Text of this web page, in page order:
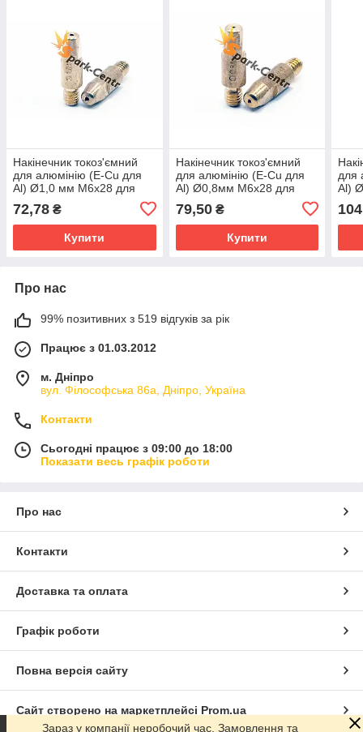
Накінечник токоз'ємний
для алюмінію (E-Cu для
Al) Ø1,0 мм М6х28 для
Binzel (Німеччина)
72,78 ₴
Купити
Накінечник токоз'ємний
для алюмінію (E-Cu для
Al) Ø0,8мм М6х28 для
Abicor Binzel (Німеччина)
79,50₴
Купити
для
Al)
Про нас
99% позитивних з 519 відгуків за рік
Працює з 01.03.2012
м. Дніпро
вул. Філософська 86а, Дніпро, Україна
Контакти
Сьогодні працює з 09:00 до 18:00
Показати весь графік роботи
Про нас
Контакти
Доставка та оплата
Графік роботи
Повна версія сайту
Сайт створено на маркетплейсі Prom.ua
Зараз у компанії неробочий час. Замовлення та